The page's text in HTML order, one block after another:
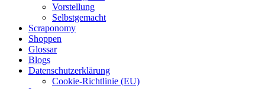
Vorstellung
Selbstgemacht
Scraponomy
Shoppen
Glossar
Blogs
Datenschutzerklärung
Cookie-Richtlinie (EU)